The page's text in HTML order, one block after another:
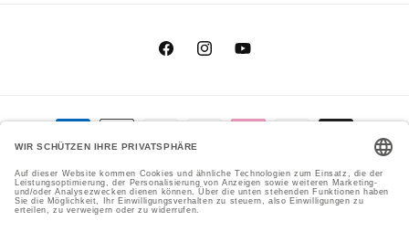
FacebookInstagram
Zahlungsmethoden
© 2026,Genial Genießen GmbHCookie-Einstellungen